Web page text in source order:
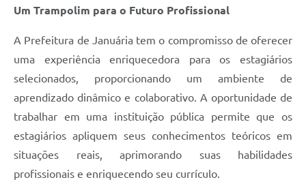
Um Trampolim para o Futuro Profissional
A Prefeitura de Januária tem o compromisso de oferecer
uma experiência enriquecedora para os estagiários
selecionados, proporcionando um ambiente de
aprendizado dinâmico e colaborativo. A oportunidade de
trabalhar em uma instituição pública permite que os
estagiários apliquem seus conhecimentos teóricos em
situações reais, aprimorando suas habilidades
profissionais e enriquecendo seu currículo.